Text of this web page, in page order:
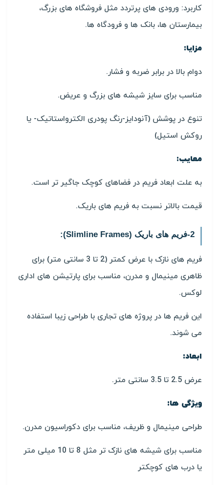
کاربرد: ورودی های پرتردد مثل فروشگاه های بزرگ،
بیمارستان ها، بانک ها و فرودگاه ها.
مزایا:
دوام بالا در برابر ضربه و فشار.
مناسب برای سایز شیشه های بزرگ و عریض.
تنوع در پوشش (آنودایز-رنگ پودری الکترواستاتیک- یا
روکش استیل)
معایب:
به علت ابعاد فریم در فضاهای کوچک جاگیر تر است.
قیمت بالاتر نسبت به فریم های باریک.
2-فریم های باریک (Slimline Frames):
فریم های نازک با عرض کمتر (2 تا 3 سانتی متر) برای
ظاهری مینیمال و مدرن، مناسب برای پارتیشن های اداری
لوکس.
این فریم ها در پروژه های تجاری با طراحی زیبا استفاده
می شوند.
ابعاد:
عرض 2.5 تا 3.5 سانتی متر.
ویژگی ها:
طراحی مینیمال و ظریف، مناسب برای دکوراسیون مدرن.
مناسب برای شیشه های نازک تر مثل 8 تا 10 میلی متر
یا درب های کوچکتر